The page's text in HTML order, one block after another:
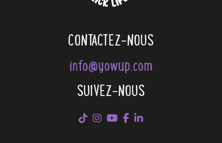
CONTACTEZ-NOUS
info@yowup.com
SUIVEZ-NOUS